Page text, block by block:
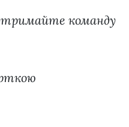
команду